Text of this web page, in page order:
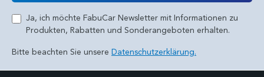
Ja, ich möchte FabuCar Newsletter mit Informationen zu
Produkten, Rabatten und Sonderangeboten erhalten.
Bitte beachten Sie unsere Datenschutzerklärung.